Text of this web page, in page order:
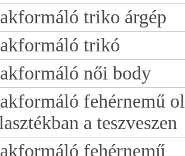
triko árgép
trikó
női body
fehérnemű
a teszveszen
fehérnemű